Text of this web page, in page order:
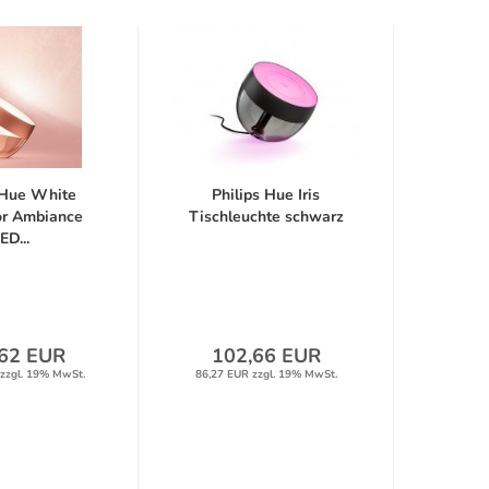
White
Ambiance
EUR
19% MwSt.
Philips Hue Iris
Tischleuchte schwarz
102,66 EUR
86,27 EUR zzgl. 19% MwSt.